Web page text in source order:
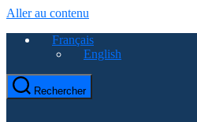
Aller au contenu
Français
English
Rechercher